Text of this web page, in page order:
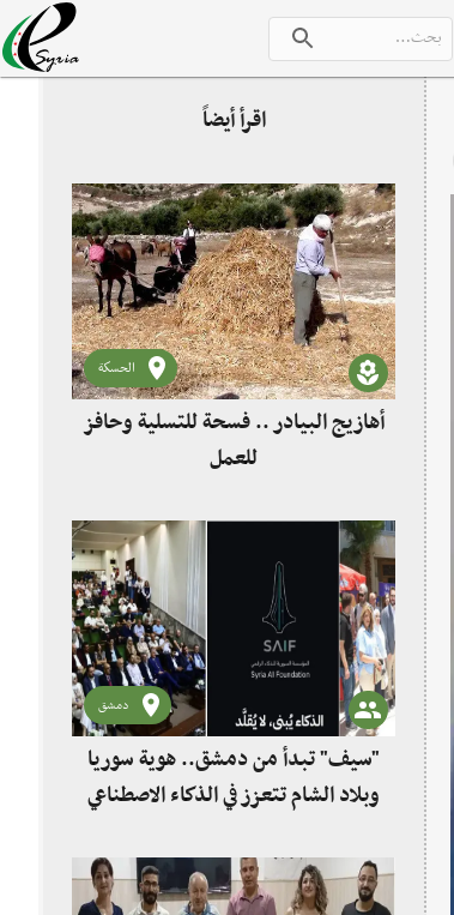
اقرأ أيضاً
الحسكة
أهازيج البيادر .. فسحة للتسلية وحافز
للعمل
دمشق
"سيف" تبدأ من دمشق.. هوية سوريا
وبلاد الشام تتعزز في الذكاء الاصطناعي